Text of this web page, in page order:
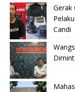
Gerak
Candi